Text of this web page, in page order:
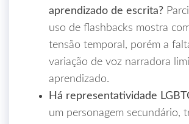
aprendizado de escrita?
uso de flashbacks mostra
tensão temporal, porém a
variação de voz narradora
aprendizado.
Há representatividade
um personagem secundário,